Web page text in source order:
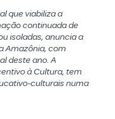
que viabiliza a
continuada de
isoladas, anuncia a
Amazônia, com
deste ano. A
à Cultura, tem
culturais numa